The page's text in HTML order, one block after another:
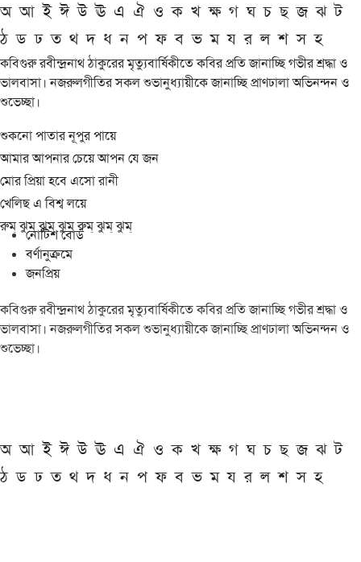
অ আ ই ঈ উ ঊ এ ঐ ও ক খ ক্ষ গ ঘ চ ছ জ ঝ ট
ঠ ড ঢ ত থ দ ধ ন প ফ ব ভ ম য র ল শ স হ
কবিগুরু রবীন্দ্রনাথ ঠাকুরের মৃত্যুবার্ষিকীতে কবির প্রতি জানাচ্ছি গভীর শ্রদ্ধা ও
ভালবাসা। নজরুলগীতির সকল শুভানুধ্যায়ীকে জানাচ্ছি প্রাণঢালা অভিনন্দন ও
শুভেচ্ছা।
শুকনো পাতার নূপুর পায়ে
আমার আপনার চেয়ে আপন যে জন
মোর প্রিয়া হবে এসো রানী
খেলিছ এ বিশ্ব লয়ে
রুম্ ঝুম্ ঝুম্ ঝুম্ রুম্ ঝুম্ ঝুম্
নোটিশ বোর্ড
বর্ণানুক্রমে
জনপ্রিয়
কবিগুরু রবীন্দ্রনাথ ঠাকুরের মৃত্যুবার্ষিকীতে কবির প্রতি জানাচ্ছি গভীর শ্রদ্ধা ও
ভালবাসা। নজরুলগীতির সকল শুভানুধ্যায়ীকে জানাচ্ছি প্রাণঢালা অভিনন্দন ও
শুভেচ্ছা।
অ আ ই ঈ উ ঊ এ ঐ ও ক খ ক্ষ গ ঘ চ ছ জ ঝ ট
ঠ ড ঢ ত থ দ ধ ন প ফ ব ভ ম য র ল শ স হ